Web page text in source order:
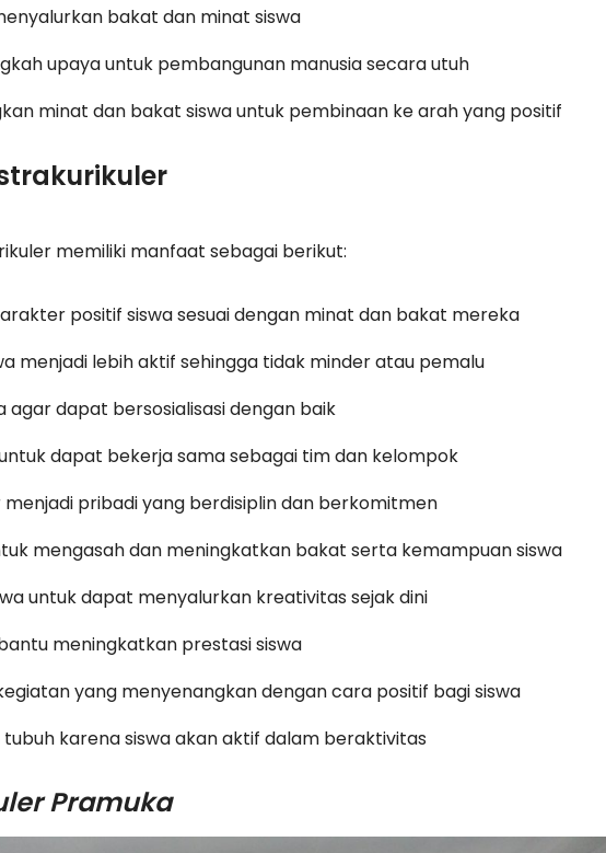
bakat dan minat siswa
upaya untuk pembangunan manusia secara utuh
minat dan bakat siswa untuk pembinaan ke arah yang positif
memiliki manfaat sebagai berikut:
positif siswa sesuai dengan minat dan bakat mereka
menjadi lebih aktif sehingga tidak minder atau pemalu
agar dapat bersosialisasi dengan baik
dapat bekerja sama sebagai tim dan kelompok
menjadi pribadi yang berdisiplin dan berkomitmen
mengasah dan meningkatkan bakat serta kemampuan siswa
untuk dapat menyalurkan kreativitas sejak dini
meningkatkan prestasi siswa
yang menyenangkan dengan cara positif bagi siswa
karena siswa akan aktif dalam beraktivitas
Pramuka